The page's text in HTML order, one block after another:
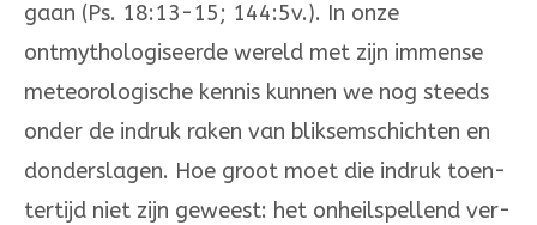
gaan (Ps. 18:13-15; 144:5v.). In onze
ontmytho­logiseerde wereld met zijn immense
meteorologische kennis kunnen we nog steeds
onder de indruk raken van bliksemschichten en
don­der­slagen. Hoe groot moet die indruk toen­
tertijd niet zijn geweest: het onheilspel­lend ver­